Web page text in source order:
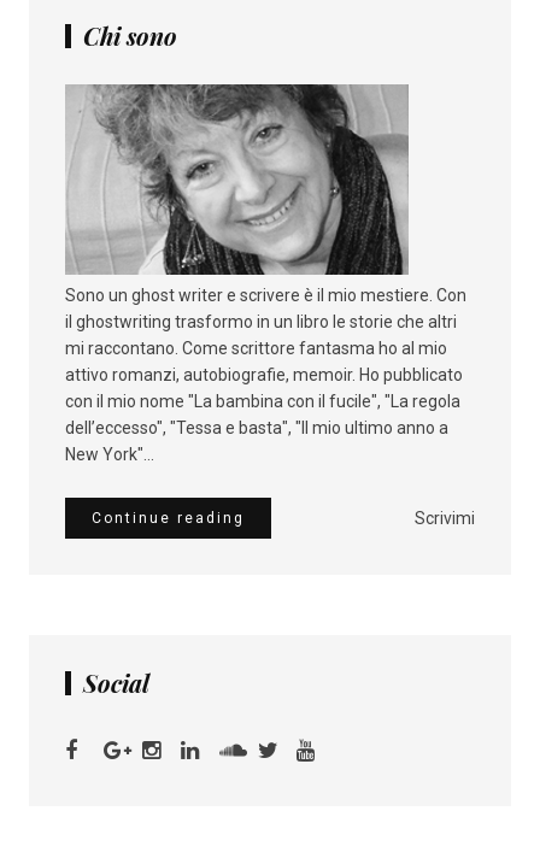
Chi sono
Sono un ghost writer e scrivere è il mio mestiere. Con
il ghostwriting trasformo in un libro le storie che altri
mi raccontano. Come scrittore fantasma ho al mio
attivo romanzi, autobiografie, memoir. Ho pubblicato
con il mio nome "La bambina con il fucile", "La regola
dell’eccesso", "Tessa e basta", "Il mio ultimo anno a
New York"...
Scrivimi
Continue reading
Social